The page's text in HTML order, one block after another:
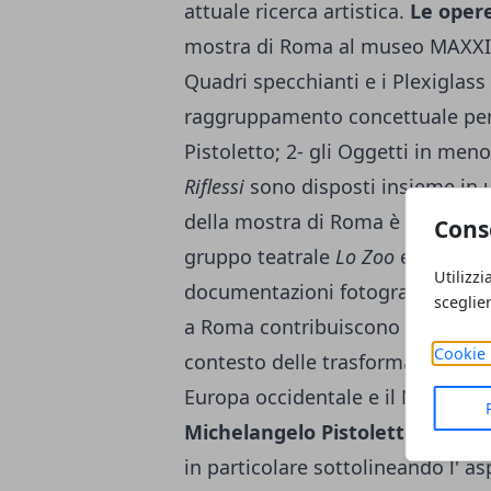
Cookie
attuale ricerca artistica. Le
mostra di Roma al museo MAXXI
Quadri specchianti e i
raggruppamento concettuale
Pistoletto; 2- gli Oggetti in
Riflessi sono disposti insieme in
della mostra di Roma è
gruppo teatrale Lo Zoo e ospita
documentazioni fotografiche e
a Roma contribuiscono a
contesto delle trasformazioni
Europa occidentale e il Nord
Michelangelo Pistoletto con la
in particolare sottolineando l'